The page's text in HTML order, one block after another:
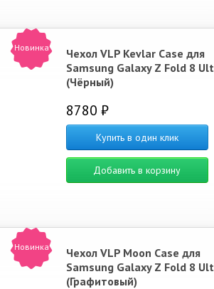
Новинка
Чехол VLP Kevlar Case для
Samsung Galaxy Z Fold 8
(Чёрный)
8780 ₽
Купить в один клик
Добавить в корзину
Новинка
Чехол VLP Moon Case для
Samsung Galaxy Z Fold 8
(Графитовый)